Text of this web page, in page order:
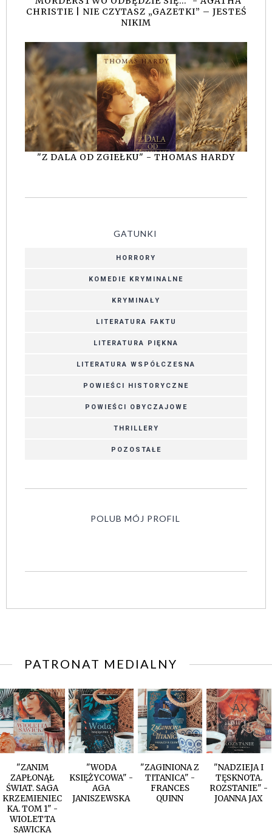
CHRISTIE | NIE CZYTASZ „GAZETKI” – JESTEŚ
NIKIM
"Z DALA OD ZGIEŁKU" - THOMAS HARDY
GATUNKI
HORRORY
KOMEDIE KRYMINALNE
KRYMINAŁY
LITERATURA FAKTU
LITERATURA PIĘKNA
LITERATURA WSPÓŁCZESNA
POWIEŚCI HISTORYCZNE
POWIEŚCI OBYCZAJOWE
THRILLERY
POZOSTAŁE
POLUB MÓJ PROFIL
PATRONAT MEDIALNY
"ZANIM
ZAPŁONĄŁ
ŚWIAT. SAGA
KRZEMIENIEC
KA. TOM 1" -
WIOLETTA
SAWICKA
"WODA
KSIĘŻYCOWA" -
AGA
JANISZEWSKA
"ZAGINIONA Z
TITANICA" -
FRANCES
QUINN
"NADZIEJA I
TĘSKNOTA.
ROZSTANIE" -
JOANNA JAX